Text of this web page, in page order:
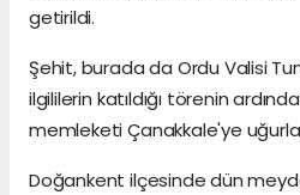
getirildi.
Şehit, burada da Ordu Valisi
ilgililerin katıldığı törenin
memleketi Çanakkale'ye
Doğankent ilçesinde dün